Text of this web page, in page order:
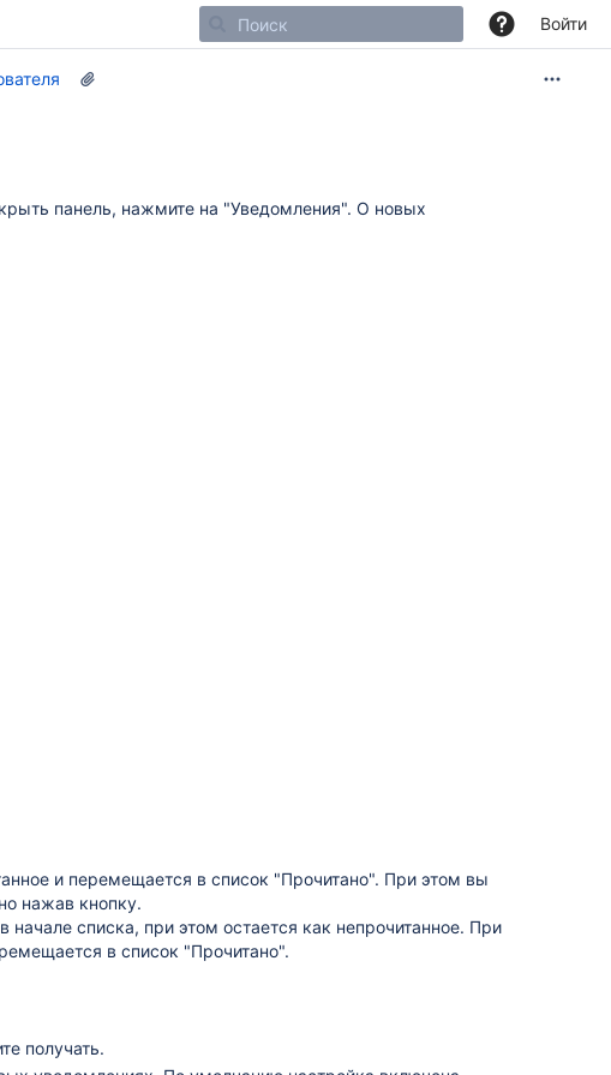
Войти
панель, нажмите на "Уведомления". О новых
и перемещается в список "Прочитано". При этом вы
нажав кнопку.
списка, при этом остается как непрочитанное. При
в список "Прочитано".
получать.